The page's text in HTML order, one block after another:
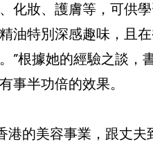
化妝、護膚等，可供
油特別深感趣味，且
”根據她的經驗之談，
事半功倍的效果。
港的美容事業，跟丈夫